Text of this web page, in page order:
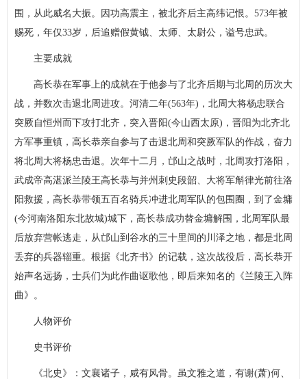
围，从此威名大振。因功高震主，被北齐后主高纬记恨。573年被
赐死，年仅33岁，后追赠假黄钺、太师、太尉公，谥号忠武。
主要成就
高长恭在军事上的成就在于他参与了北齐后期与北周的历次大
战，并数次击退北周进攻。河清二年(563年)，北周大将杨忠联合
突厥自恒州而下攻打北齐，突入晋阳(今山西太原)，晋阳为北齐北
方军事重镇，高长恭亲自参与了击退北周和突厥军队的作战，奋力
将北周大将杨忠击退。次年十二月，邙山之战时，北周攻打洛阳，
武成帝高湛派兰陵王高长恭与并州刺史段韶、大将军斛律光前往洛
阳救援，高长恭带领五百名骑兵冲进北周军队的包围圈，到了金墉
(今河南洛阳东北故城)城下，高长恭成功替金墉解围，北周军队最
后放弃营帐逃走，从邙山到谷水的三十里间的川泽之地，都是北周
丢弃的兵器辎重。根据《北齐书》的记载，这次战役后，高长恭开
始声名远扬，士兵们为此作曲讴歌他，即后来知名的《兰陵王入阵
曲》。
人物评价
史书评价
《北史》：文襄诸子，咸有风骨。虽文雅之道，有谢(萧)何、